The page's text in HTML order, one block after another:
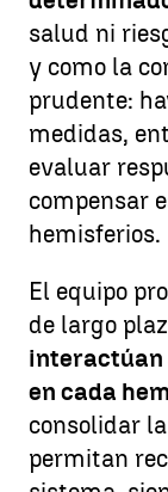
salud ni
y como la
prudente:
medidas,
evaluar
compensar
hemisferios.
El equipo
de largo
interactúan
en cada
consolidar
permitan